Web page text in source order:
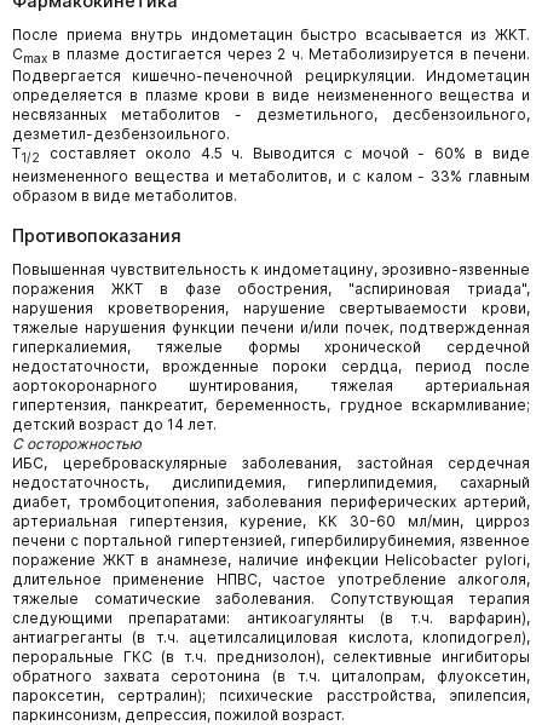
После приема внутрь индометацин быстро всасывается из ЖКТ.
Cmax в плазме достигается через 2 ч. Метаболизируется в печени.
Подвергается кишечно-печеночной рециркуляции. Индометацин
определяется в плазме крови в виде неизмененного вещества и
несвязанных метаболитов - дезметильного, десбензоильного,
дезметил-дезбензоильного.
T1/2
составляет около 4.5 ч. Выводится с мочой - 60% в виде
неизмененного вещества и метаболитов, и с калом - 33% главным
образом в виде метаболитов.
Противопоказания
Повышенная чувствительность к индометацину, эрозивно-язвенные
поражения ЖКТ в фазе обострения, "аспириновая триада",
нарушения кроветворения, нарушение свертываемости крови,
тяжелые нарушения функции печени и/или почек, подтвержденная
гиперкалиемия, тяжелые формы хронической сердечной
недостаточности, врожденные пороки сердца, период после
аортокоронарного шунтирования, тяжелая артериальная
гипертензия, панкреатит, беременность, грудное вскармливание;
детский возраст до 14 лет.
С осторожностью
ИБС, цереброваскулярные заболевания, застойная сердечная
недостаточность, дислипидемия, гиперлипидемия, сахарный
диабет, тромбоцитопения, заболевания периферических артерий,
артериальная гипертензия, курение, КК 30-60 мл/мин, цирроз
печени с портальной гипертензией, гипербилирубинемия, язвенное
поражение ЖКТ в анамнезе, наличие инфекции Helicobacter pylori,
длительное применение НПВС, частое употребление алкоголя,
тяжелые соматические заболевания. Сопутствующая терапия
следующими препаратами: антикоагулянты (в т.ч. варфарин),
антиагреганты (в т.ч. ацетилсалициловая кислота, клопидогрел),
пероральные ГКС (в т.ч. преднизолон), селективные ингибиторы
обратного захвата серотонина (в т.ч. циталопрам, флуоксетин,
пароксетин, сертралин); психические расстройства, эпилепсия,
паркинсонизм, депрессия, пожилой возраст.